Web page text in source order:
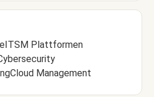
ITSM Plattformen
Cloud Management